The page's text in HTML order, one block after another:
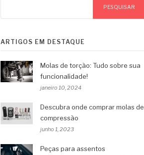
PESQUISAR
ARTIGOS EM DESTAQUE
Molas de torção: Tudo sobre sua
funcionalidade!
janeiro 10, 2024
Descubra onde comprar molas de
compressão
junho 1, 2023
Peças para assentos